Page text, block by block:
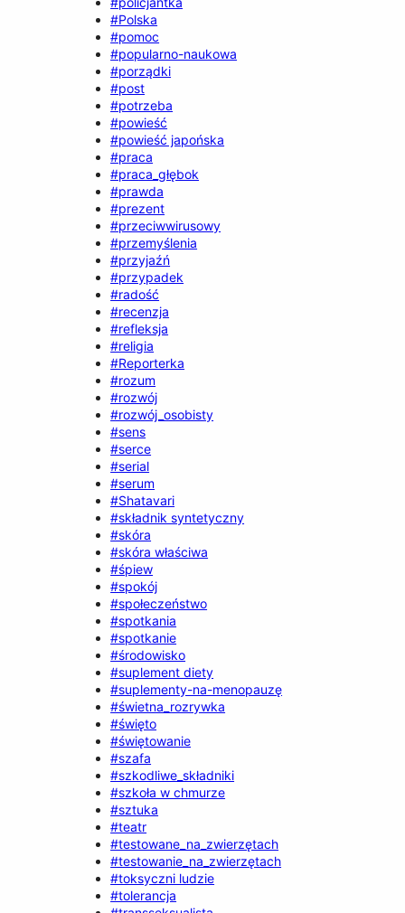
#Polska
#pomoc
#popularno-naukowa
#porządki
#post
#potrzeba
#powieść
#powieść japońska
#praca
#praca_głębok
#prawda
#prezent
#przeciwwirusowy
#przemyślenia
#przyjaźń
#przypadek
#radość
#recenzja
#refleksja
#religia
#Reporterka
#rozum
#rozwój
#rozwój_osobisty
#sens
#serce
#serial
#serum
#Shatavari
#składnik syntetyczny
#skóra
#skóra właściwa
#śpiew
#spokój
#społeczeństwo
#spotkania
#spotkanie
#środowisko
#suplement diety
#suplementy-na-menopauzę
#świetna_rozrywka
#święto
#świętowanie
#szafa
#szkodliwe_składniki
#szkoła w chmurze
#sztuka
#teatr
#testowane_na_zwierzętach
#testowanie_na_zwierzętach
#toksyczni ludzie
#tolerancja